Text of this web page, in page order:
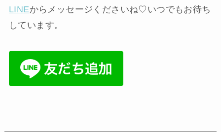
LINEからメッセージくださいね♡いつでもお待ち
しています。